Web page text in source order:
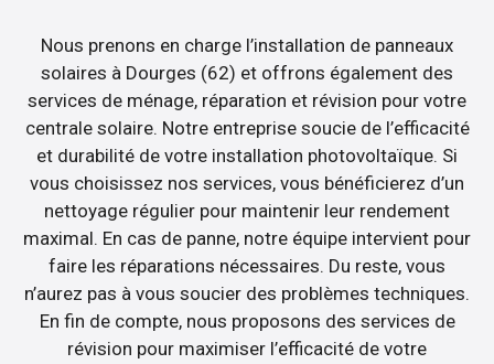
Nous prenons en charge l’installation de panneaux
solaires à Dourges (62) et offrons également des
services de ménage, réparation et révision pour votre
centrale solaire. Notre entreprise soucie de l’efficacité
et durabilité de votre installation photovoltaïque. Si
vous choisissez nos services, vous bénéficierez d’un
nettoyage régulier pour maintenir leur rendement
maximal. En cas de panne, notre équipe intervient pour
faire les réparations nécessaires. Du reste, vous
n’aurez pas à vous soucier des problèmes techniques.
En fin de compte, nous proposons des services de
révision pour maximiser l’efficacité de votre